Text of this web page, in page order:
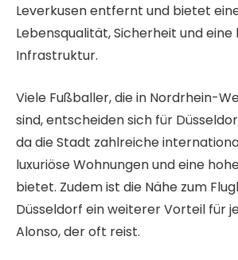
Leverkusen entfernt und bietet
Lebensqualität, Sicherheit und
Infrastruktur.
Viele Fußballer, die in Nordrhein-
sind, entscheiden sich für
da die Stadt zahlreiche
luxuriöse Wohnungen und eine
bietet. Zudem ist die Nähe zum
Düsseldorf ein weiterer Vorteil für
Alonso, der oft reist.